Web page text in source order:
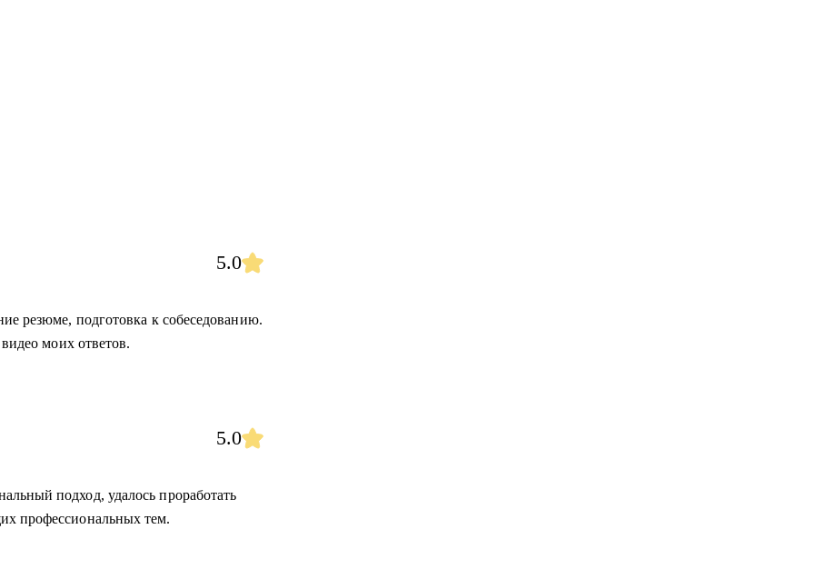
5.0
резюме, подготовка к собеседованию.
моих ответов.
5.0
подход, удалось проработать
профессиональных тем.